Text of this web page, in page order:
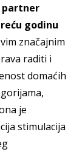
godinu
značajnim
raditi i
domaćih
je
stimulacija